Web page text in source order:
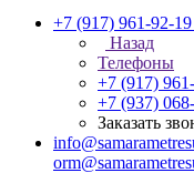
+7 (917) 961-92-19
Назад
Телефоны
+7 (917)
+7 (937)
Заказать